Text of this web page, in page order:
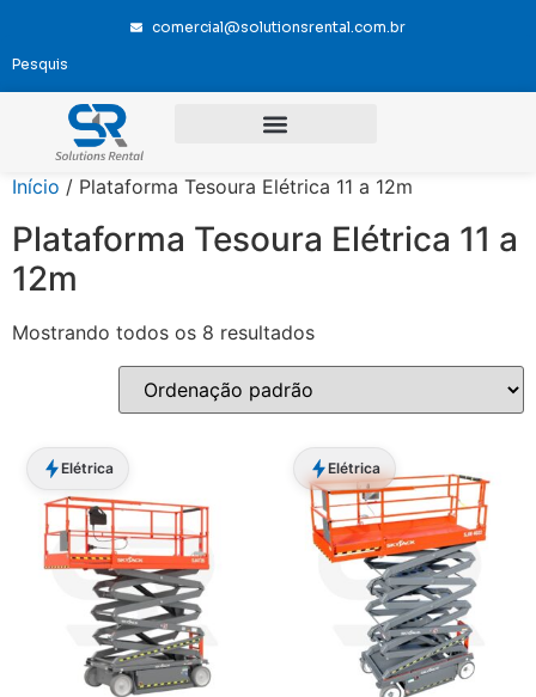
comercial@solutionsrental.com.br
Início / Plataforma Tesoura Elétrica 11 a 12m
Plataforma Tesoura Elétrica 11 a
12m
Mostrando todos os 8 resultados
Elétrica Elétrica